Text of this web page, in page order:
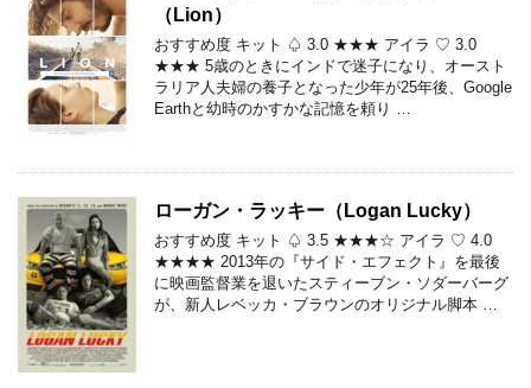
（Lion）
おすすめ度 キット ♤ 3.0 ★★★ アイラ ♡ 3.0
★★★ 5歳のときにインドで迷子になり、オースト
ラリア人夫婦の養子となった少年が25年後、Google
Earthと幼時のかすかな記憶を頼り …
ローガン・ラッキー（Logan Lucky）
おすすめ度 キット ♤ 3.5 ★★★☆ アイラ ♡ 4.0
★★★★ 2013年の『サイド・エフェクト』を最後
に映画監督業を退いたスティーブン・ソダーバーグ
が、新人レベッカ・ブラウンのオリジナル脚本 …